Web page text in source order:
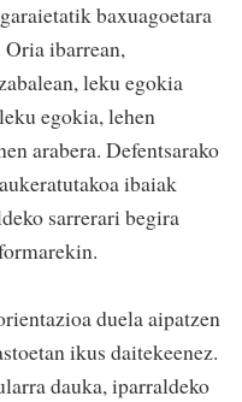
baxuagoetara
Oria ibarrean,
leku egokia
egokia, lehen
arabera. Defentsarako
ibaiak
sarrerari begira
duela aipatzen
ikus daitekeenez.
dauka, iparraldeko